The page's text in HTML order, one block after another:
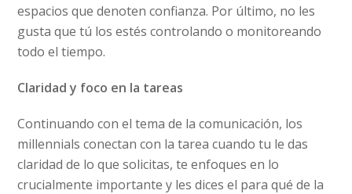
espacios que denoten confianza. Por último, no les
gusta que tú los estés controlando o monitoreando
todo el tiempo.
Claridad y foco en la tareas
Continuando con el tema de la comunicación, los
millennials conectan con la tarea cuando tu le das
claridad de lo que solicitas, te enfoques en lo
crucialmente importante y les dices el para qué de la